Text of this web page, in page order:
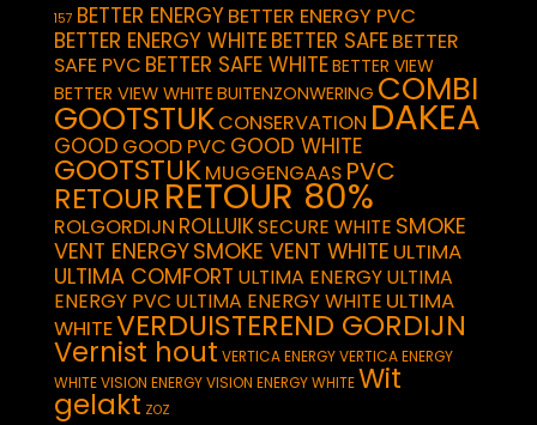
157 BETTER ENERGYBETTER ENERGY PVC
BETTER ENERGY WHITEBETTER SAFEBETTER
SAFE PVC BETTER SAFE WHITEBETTER VIEW
BETTER VIEW WHITEBUITENZONWERING COMBI
GOOTSTUKCONSERVATION DAKEA
GOOD GOOD PVC GOOD WHITE
GOOTSTUKMUGGENGAAS PVC
RETOUR RETOUR 80%
ROLGORDIJN ROLLUIKSECURE WHITE SMOKE
VENT ENERGYSMOKE VENT WHITE ULTIMA
ULTIMA COMFORT ULTIMA ENERGYULTIMA
ENERGY PVC ULTIMA ENERGY WHITE ULTIMA
WHITEVERDUISTEREND GORDIJN
Vernist hout VERTICA ENERGYVERTICA ENERGY
WHITEVISION ENERGYVISION ENERGY WHITEWit
gelakt ZOZ